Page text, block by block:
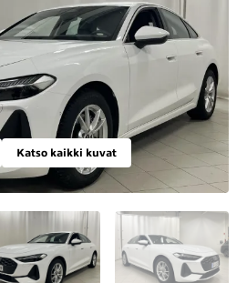
Katso kaikki kuvat